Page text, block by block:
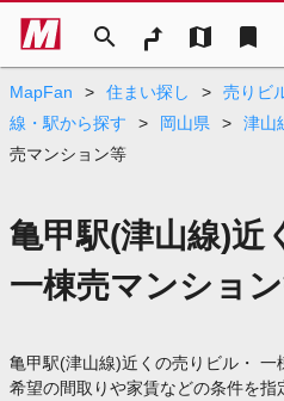
search map bookmark
MapFan > 住まい探し > 売りビ
線・駅から探す
> 岡山県 > 津山
売マンション等
亀甲駅(津山線)近
一棟売マンショ
亀甲駅(津山線)近くの売りビル・
希望の間取りや家賃などの条件を